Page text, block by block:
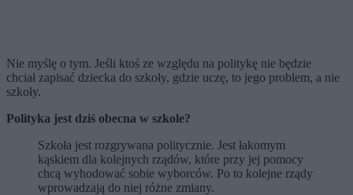
Nie myślę o tym. Jeśli ktoś ze względu na politykę nie będzie
chciał zapisać dziecka do szkoły, gdzie uczę, to jego problem, a nie
szkoły.
Polityka jest dziś obecna w szkole?
Szkoła jest rozgrywana politycznie. Jest łakomym
kąskiem dla kolejnych rządów, które przy jej pomocy
chcą wyhodować sobie wyborców. Po to kolejne rządy
wprowadzają do niej różne zmiany.